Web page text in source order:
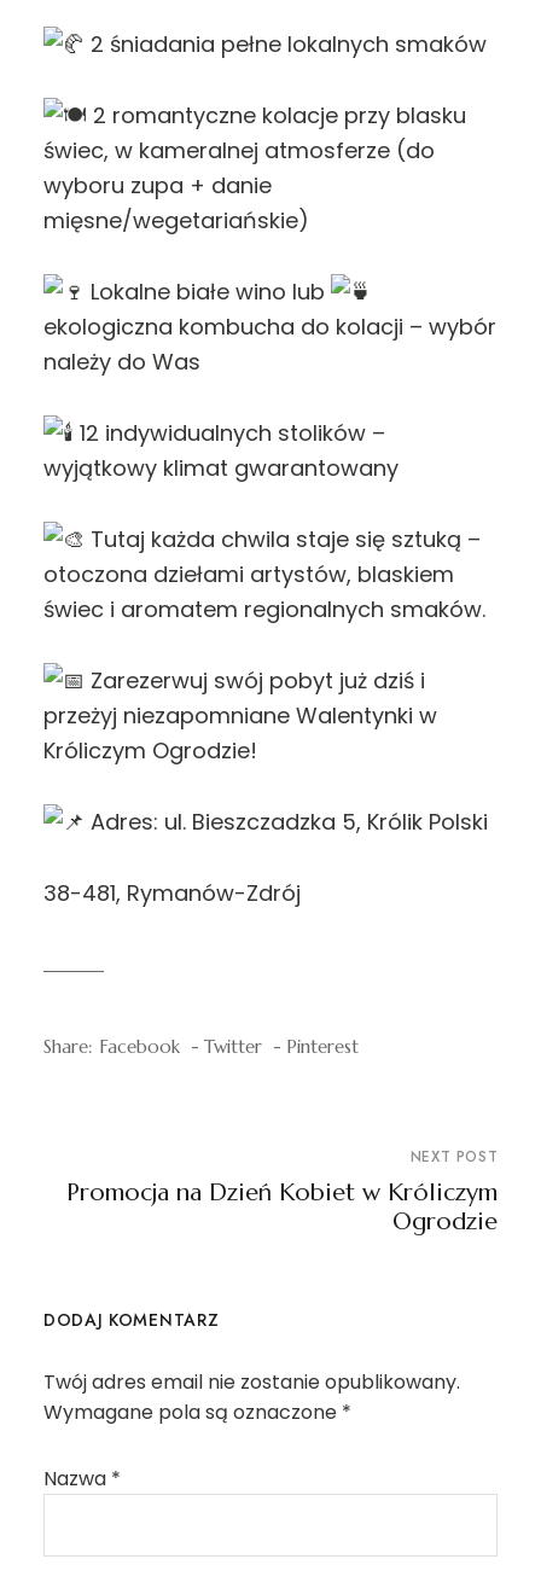
2 śniadania pełne lokalnych smaków
2 romantyczne kolacje przy blasku
świec, w kameralnej atmosferze (do
wyboru zupa + danie
mięsne/wegetariańskie)
Lokalne białe wino lub
ekologiczna kombucha do kolacji – wybór
należy do Was
12 indywidualnych stolików –
wyjątkowy klimat gwarantowany
Tutaj każda chwila staje się sztuką –
otoczona dziełami artystów, blaskiem
świec i aromatem regionalnych smaków.
Zarezerwuj swój pobyt już dziś i
przeżyj niezapomniane Walentynki w
Króliczym Ogrodzie!
Adres: ul. Bieszczadzka 5, Królik Polski
38-481, Rymanów-Zdrój
Share: Facebook Twitter Pinterest
NEXT POST
Promocja na Dzień Kobiet w Króliczym
Ogrodzie
DODAJ KOMENTARZ
Twój adres email nie zostanie opublikowany.
Wymagane pola są oznaczone *
Nazwa *